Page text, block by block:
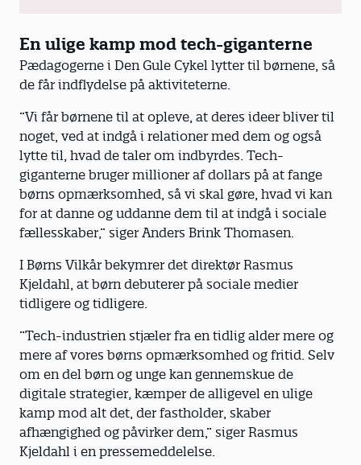
har haft debut på sociale medier, før de
er fyldt 10 år.
profil på minimum ét socialt medie
udover YouTube, før de fylder 13 år.
Børn kommer tidligere og tidligere på
sociale medier: 56 procent af de børn,
som går i 4. klasse, havde deres debut
på sociale medier, før de var fyldt 10 år.
Det samme gælder for 39 procent af
børnene i 7. klasse.
Om undersøgelsen
Rapporten fra Børns Vilkår er baseret på en
spørgeskemaundersøgelse med svar fra 2.153
børn i 4. og 7. klasse. Skoleklasserne i
undersøgelsen er en del af Børns Vilkårs
Børnepanel, og de er valgt ud, så de sikrer
En ulige kamp mod tech-giganterne
Pædagogerne i Den Gule Cykel lytter til børnene, så
de får indflydelse på aktiviteterne.
”Vi får børnene til at opleve, at deres ideer bliver til
noget, ved at indgå i relationer med dem og også
lytte til, hvad de taler om indbyrdes. Tech-
giganterne bruger millioner af dollars på at fange
børns opmærksomhed, så vi skal gøre, hvad vi kan
for at danne og uddanne dem til at indgå i sociale
fællesskaber,” siger Anders Brink Thomasen.
I Børns Vilkår bekymrer det direktør Rasmus
Kjeldahl, at børn debuterer på sociale medier
tidligere og tidligere.
”Tech-industrien stjæler fra en tidlig alder mere og
mere af vores børns opmærksomhed og fritid. Selv
om en del børn og unge kan gennemskue de
digitale strategier, kæmper de alligevel en ulige
kamp mod alt det, der fastholder, skaber
afhængighed og påvirker dem,” siger Rasmus
Kjeldahl i en pressemeddelelse.